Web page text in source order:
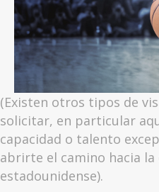
(Existen otros tipos de
solicitar, en particular
capacidad o talento
abrirte el camino hacia la
estadounidense).